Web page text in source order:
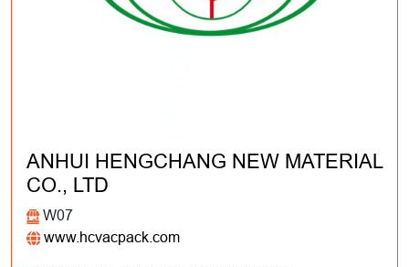
ANHUI HENGCHANG NEW MATERIAL
CO., LTD
W07
www.hcvacpack.com